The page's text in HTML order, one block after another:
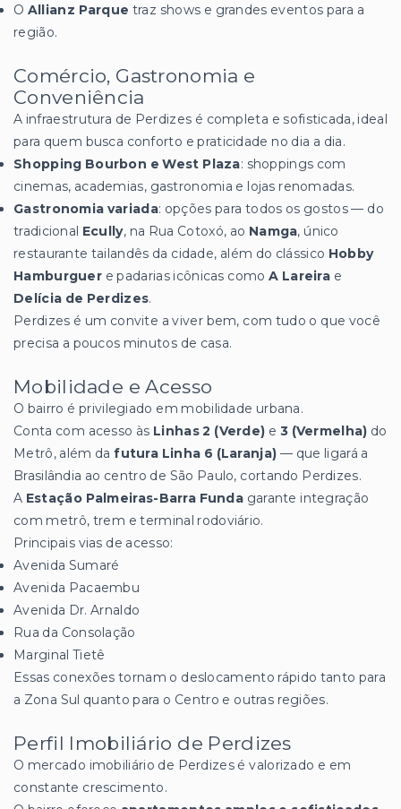
O Allianz Parque traz shows e grandes eventos para a
região.
Comércio, Gastronomia e
Conveniência
A infraestrutura de Perdizes é completa e sofisticada, ideal
para quem busca conforto e praticidade no dia a dia.
Shopping Bourbon e West Plaza: shoppings com
cinemas, academias, gastronomia e lojas renomadas.
Gastronomia variada: opções para todos os gostos — do
tradicional Ecully, na Rua Cotoxó, ao Namga, único
restaurante tailandês da cidade, além do clássico Hobby
Hamburguer e padarias icônicas comoA Lareira e
Delícia de Perdizes.
Perdizes é um convite a viver bem, com tudo o que você
precisa a poucos minutos de casa.
Mobilidade e Acesso
O bairro é privilegiado em mobilidade urbana.
Conta com acesso às Linhas 2 (Verde) e 3 (Vermelha) do
Metrô, além dafutura Linha 6 (Laranja) — que ligará a
Brasilândia ao centro de São Paulo, cortando Perdizes.
A Estação Palmeiras-Barra Funda garante integração
com metrô, trem e terminal rodoviário.
Principais vias de acesso:
Avenida Sumaré
Avenida Pacaembu
Avenida Dr. Arnaldo
Rua da Consolação
Marginal Tietê
Essas conexões tornam o deslocamento rápido tanto para
a Zona Sul quanto para o Centro e outras regiões.
Perfil Imobiliário de Perdizes
O mercado imobiliário de Perdizes é valorizado e em
constante crescimento.